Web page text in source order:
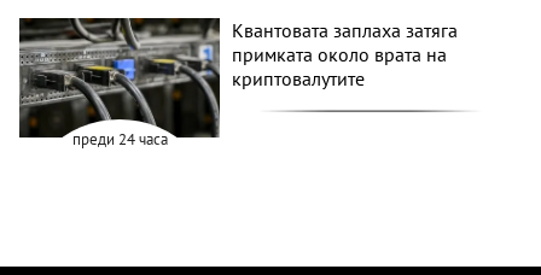
преди 24 часа
Квантовата заплаха затяга
примката около врата на
криптовалутите